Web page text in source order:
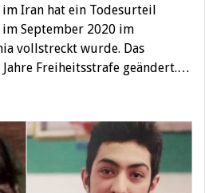
Iran hat ein Todesurteil
September 2020 im
vollstreckt wurde. Das
Freiheitsstrafe geändert.…